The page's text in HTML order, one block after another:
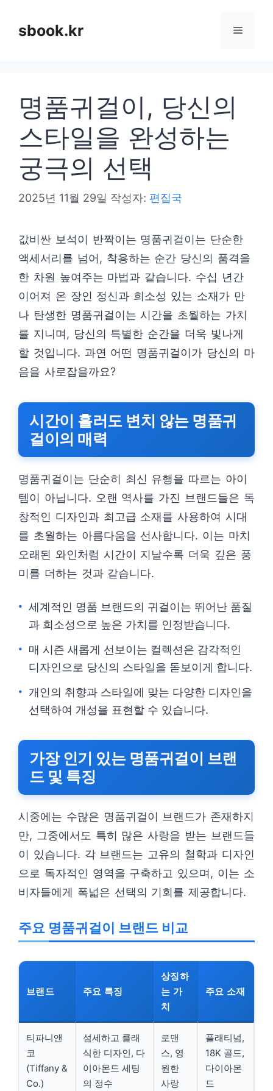
sbook.kr 메
명품귀걸이, 당신의
스타일을 완성하는
궁극의 선택
2025년 11월 29일 작성자: 편집국
값비싼 보석이 반짝이는 명품귀걸이는 단순한
액세서리를 넘어, 착용하는 순간 당신의 품격을
한 차원 높여주는 마법과 같습니다. 수십 년간
이어져 온 장인 정신과 희소성 있는 소재가 만
나 탄생한 명품귀걸이는 시간을 초월하는 가치
를 지니며, 당신의 특별한 순간을 더욱 빛나게
할 것입니다. 과연 어떤 명품귀걸이가 당신의 마
음을 사로잡을까요?
시간이 흘러도 변치 않는 명품귀
걸이의 매력
명품귀걸이는 단순히 최신 유행을 따르는 아이
템이 아닙니다. 오랜 역사를 가진 브랜드들은 독
창적인 디자인과 최고급 소재를 사용하여 시대
를 초월하는 아름다움을 선사합니다. 이는 마치
오래된 와인처럼 시간이 지날수록 더욱 깊은 풍
미를 더하는 것과 같습니다.
세계적인 명품 브랜드의 귀걸이는 뛰어난 품질
과 희소성으로 높은 가치를 인정받습니다.
매 시즌 새롭게 선보이는 컬렉션은 감각적인
디자인으로 당신의 스타일을 돋보이게 합니다.
개인의 취향과 스타일에 맞는 다양한 디자인을
선택하여 개성을 표현할 수 있습니다.
가장 인기 있는 명품귀걸이 브랜
드 및 특징
시중에는 수많은 명품귀걸이 브랜드가 존재하지
만, 그중에서도 특히 많은 사랑을 받는 브랜드들
이 있습니다. 각 브랜드는 고유의 철학과 디자인
으로 독자적인 영역을 구축하고 있으며, 이는 소
비자들에게 폭넓은 선택의 기회를 제공합니다.
주요 명품귀걸이 브랜드 비교
브랜드 주요 특징
상징하
는 가
치
주요 소재
티파니앤
코
(Tiffany &
Co.)
섬세하고 클래
식한 디자인, 다
이아몬드 세팅
의 정수
로맨
스, 영
원한
사랑
플래티넘,
18K 골드,
다이아몬
드